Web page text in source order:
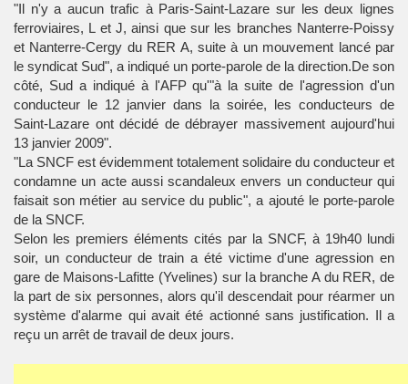
"Il n'y a aucun trafic à Paris-Saint-Lazare sur les deux lignes
ferroviaires, L et J, ainsi que sur les branches Nanterre-Poissy
et Nanterre-Cergy du RER A, suite à un mouvement lancé par
le syndicat Sud", a indiqué un porte-parole de la direction.De son
côté, Sud a indiqué à l'AFP qu'"à la suite de l'agression d'un
conducteur le 12 janvier dans la soirée, les conducteurs de
Saint-Lazare ont décidé de débrayer massivement aujourd'hui
13 janvier 2009".
"La SNCF est évidemment totalement solidaire du conducteur et
condamne un acte aussi scandaleux envers un conducteur qui
faisait son métier au service du public", a ajouté le porte-parole
de la SNCF.
Selon les premiers éléments cités par la SNCF, à 19h40 lundi
soir, un conducteur de train a été victime d'une agression en
gare de Maisons-Lafitte (Yvelines) sur la branche A du RER, de
la part de six personnes, alors qu'il descendait pour réarmer un
système d'alarme qui avait été actionné sans justification. Il a
reçu un arrêt de travail de deux jours.